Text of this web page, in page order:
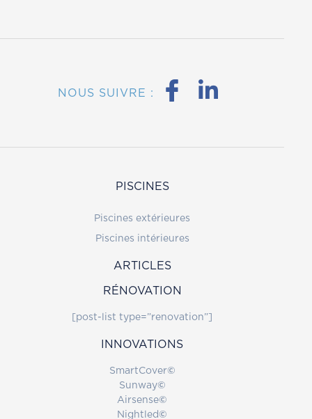
NOUS SUIVRE :
PISCINES
Piscines extérieures
Piscines intérieures
ARTICLES
RÉNOVATION
[post-list type=”renovation”]
INNOVATIONS
SmartCover©
Sunway©
Airsense©
Nightled ©